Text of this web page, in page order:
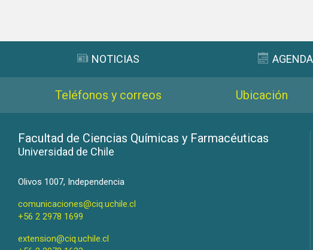
NOTICIAS AGENDA
Teléfonos y correos Ubicación
Facultad de Ciencias Químicas y Farmacéuticas
Universidad de Chile
Olivos 1007, Independencia
comunicaciones@ciq.uchile.cl
+56 2 2978 1699
extension@ciq.uchile.cl